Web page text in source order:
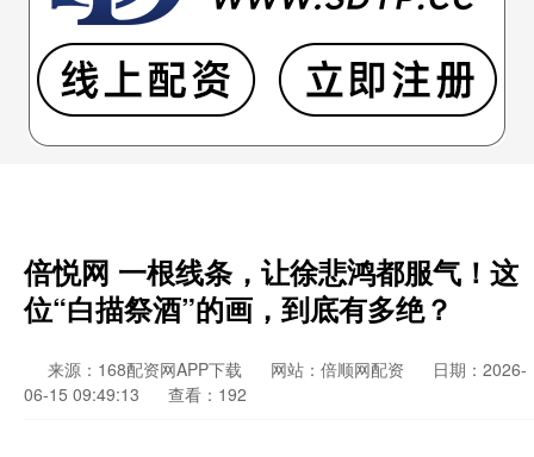
倍悦网 一根线条，让徐悲鸿都服气！这
位“白描祭酒”的画，到底有多绝？
来源：168配资网APP下载 网站：倍顺网配资
日期：2026-
06-15 09:49:13
查看：192